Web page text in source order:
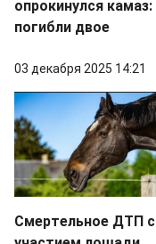
опрокинулся камаз:
погибли двое
03 декабря 2025 14:21
Смертельное ДТП с